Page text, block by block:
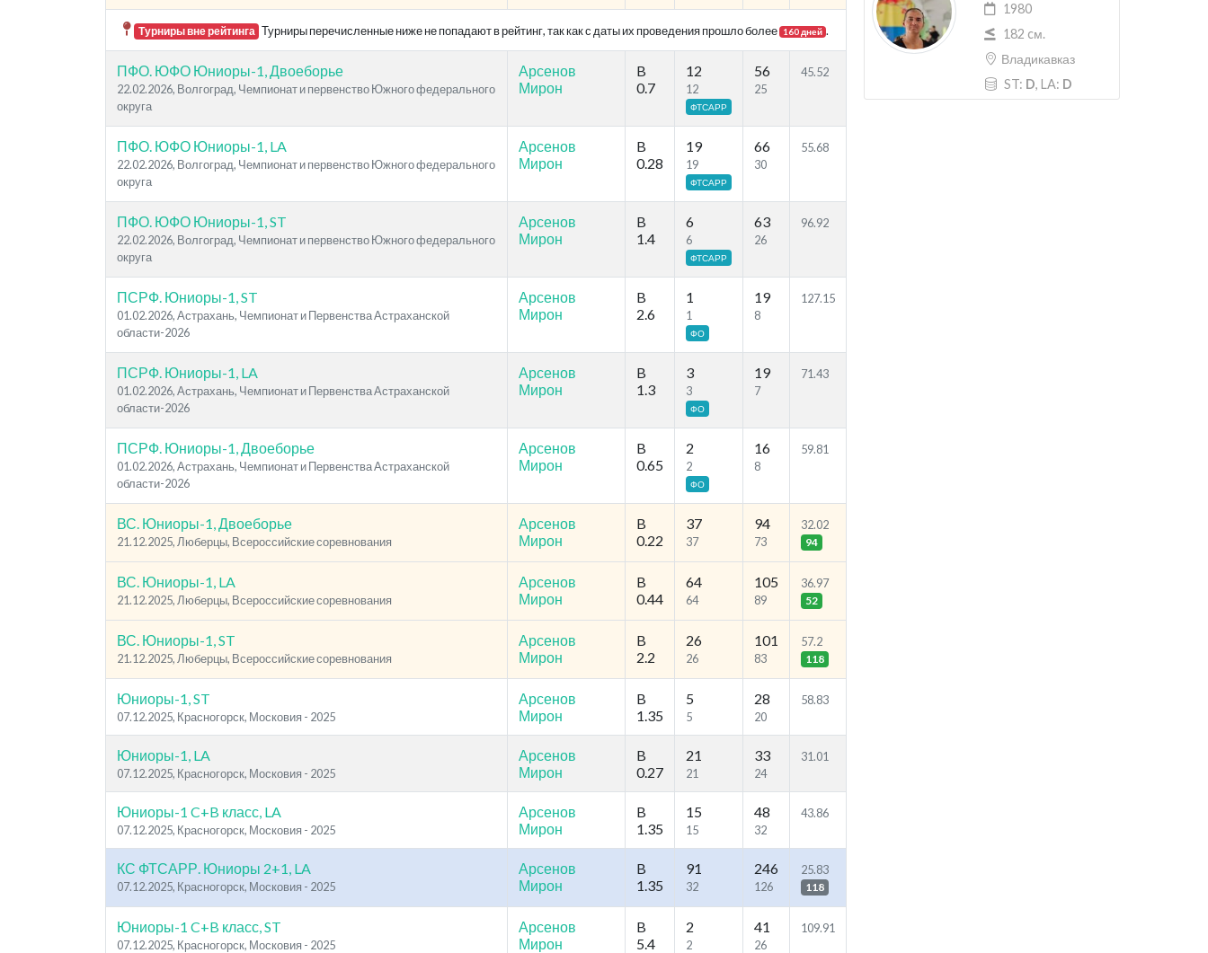
1980
182 cм.
Владикавказ
ST: D, LA: D
Турниры вне рейтинга Турниры перечисленные ниже не попадают в рейтинг, так как с даты их проведения прошло более 160 дней .
ПФО. ЮФО Юниоры-1, Двоеборье
22.02.2026, Волгоград, Чемпионат и первенство Южного федерального
округа
Арсенов
Мирон
B
0.7
12
12
ФТСАРР
56
25
45.52
ПФО. ЮФО Юниоры-1, LA
22.02.2026, Волгоград, Чемпионат и первенство Южного федерального
округа
Арсенов
Мирон
B
0.28
19
19
ФТСАРР
66
30
55.68
ПФО. ЮФО Юниоры-1, ST
22.02.2026, Волгоград, Чемпионат и первенство Южного федерального
округа
Арсенов
Мирон
B
1.4
6
6
ФТСАРР
63
26
96.92
ПСРФ. Юниоры-1, ST
01.02.2026, Астрахань, Чемпионат и Первенства Астраханской
области-2026
Арсенов
Мирон
B
2.6
1
1
ФО
19
8
127.15
ПСРФ. Юниоры-1, LA
01.02.2026, Астрахань, Чемпионат и Первенства Астраханской
области-2026
Арсенов
Мирон
B
1.3
3
3
ФО
19
7
71.43
ПСРФ. Юниоры-1, Двоеборье
01.02.2026, Астрахань, Чемпионат и Первенства Астраханской
области-2026
Арсенов
Мирон
B
0.65
2
2
ФО
16
8
59.81
ВС. Юниоры-1, Двоеборье
21.12.2025, Люберцы, Всероссийские соревнования
Арсенов
Мирон
B
0.22
37
37
94
73
32.02
94
ВС. Юниоры-1, LA
21.12.2025, Люберцы, Всероссийские соревнования
Арсенов
Мирон
B
0.44
64
64
105
89
36.97
52
ВС. Юниоры-1, ST
21.12.2025, Люберцы, Всероссийские соревнования
Арсенов
Мирон
B
2.2
26
26
101
83
57.2
118
Юниоры-1, ST
07.12.2025, Красногорск, Московия - 2025
Арсенов
Мирон
B
1.35
5
5
28
20
58.83
Юниоры-1, LA
07.12.2025, Красногорск, Московия - 2025
Арсенов
Мирон
B
0.27
21
21
33
24
31.01
Юниоры-1 C+B класс, LA
07.12.2025, Красногорск, Московия - 2025
Арсенов
Мирон
B
1.35
15
15
48
32
43.86
КС ФТСАРР. Юниоры 2+1, LA
07.12.2025, Красногорск, Московия - 2025
Арсенов
Мирон
B
1.35
91
32
246
126
25.83
118
Юниоры-1 C+B класс, ST
07.12.2025, Красногорск, Московия - 2025
Арсенов
Мирон
B
5.4
2
2
41
26
109.91